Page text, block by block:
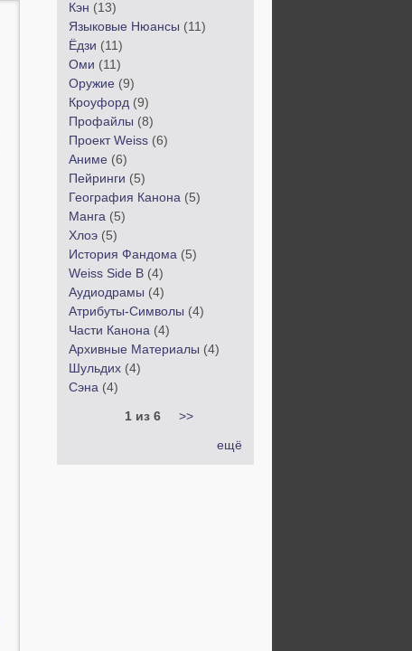
Кэн (13)
Языковые Нюансы (11)
Ёдзи (11)
Оми (11)
Оружие (9)
Кроуфорд (9)
Профайлы (8)
Проект Weiss (6)
Аниме (6)
Пейринги (5)
География Канона (5)
Манга (5)
Хлоэ (5)
История Фандома (5)
Weiss Side B (4)
Аудиодрамы (4)
Атрибуты-Символы (4)
Части Канона (4)
Архивные Материалы (4)
Шульдих (4)
Сэна (4)
1 из 6 >>
ещё